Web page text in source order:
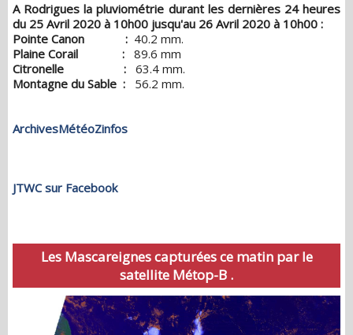
A Rodrigues la pluviométrie durant les dernières 24 heures
du 25 Avril 2020 à 10h00 jusqu'au 26 Avril 2020 à 10h00 :
Pointe Canon : 40.2 mm.
Plaine Corail
: 89.6 mm
Citronelle : 63.4 mm.
Montagne du Sable : 56.2 mm.
ArchivesMétéoZinfos
JTWC sur Facebook
Les Mascareignes capturées ce matin par le
satellite Métop-B .